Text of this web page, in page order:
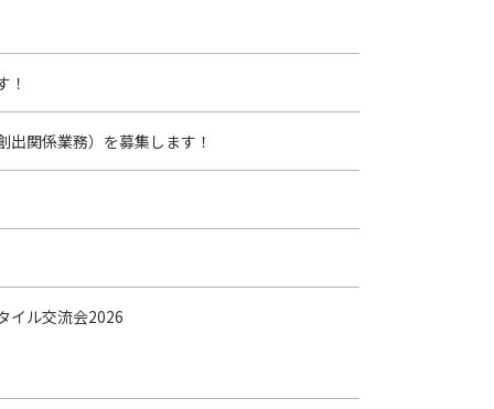
！
出関係業務）を募集します！
イル交流会2026